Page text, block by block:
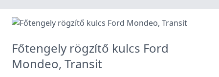
Főtengely rögzítő kulcs Ford
Mondeo, Transit